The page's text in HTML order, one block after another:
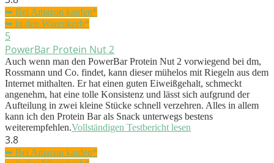
➥ Bei Amazon kaufen*
➥ in den Warenkorb*
5
PowerBar Protein Nut 2
Auch wenn man den PowerBar Protein Nut 2 vorwiegend bei dm,
Rossmann und Co. findet, kann dieser mühelos mit Riegeln aus dem
Internet mithalten. Er hat einen guten Eiweißgehalt, schmeckt
angenehm, hat eine tolle Konsistenz und lässt sich aufgrund der
Aufteilung in zwei kleine Stücke schnell verzehren. Alles in allem
kann ich den Protein Bar als Snack unterwegs bestens
weiterempfehlen.Vollständigen Testbericht lesen
3.8
➥ Bei Amazon kaufen*